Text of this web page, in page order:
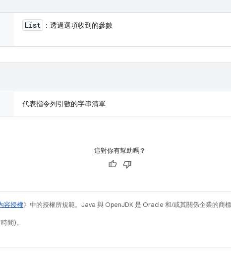
List ：透過選項收到的參數
代表指令列引數的字串清單
這對你有幫助嗎？
容授權》中的授權所規範。Java 與 OpenJDK 是 Oracle 和/或其關係企業的商標
間)。